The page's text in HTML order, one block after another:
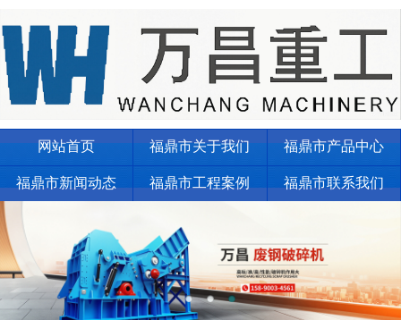
网站首页 福鼎市关于我们 福鼎市产品中心
福鼎市新闻动态 福鼎市工程案例 福鼎市联系我们